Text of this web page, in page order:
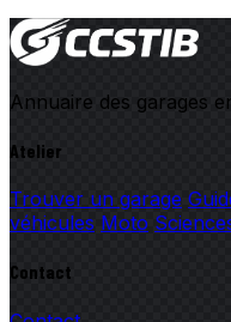
Annuaire des garages
Atelier
Trouver un garage
véhicules Moto
Contact